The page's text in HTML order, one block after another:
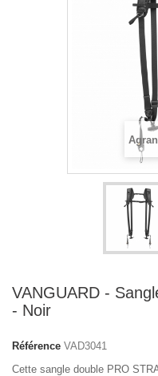
VANGUARD -
- Noir
Référence VAD3041
Cette sangle double PRO